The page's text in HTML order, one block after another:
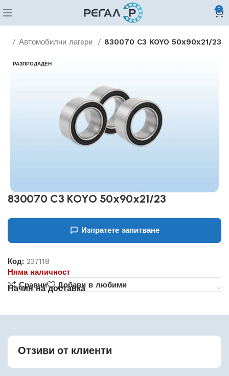
0
Автомобилни лагери 830070 C3 KOYO 50x90x21/23
РАЗПРОДАДЕН
830070 C3 KOYO 50x90x21/23
Изпратете запитване
Код:237118
Няма наличност
Сравни
Добави в любими
Начин на доставка
Отзиви от клиенти